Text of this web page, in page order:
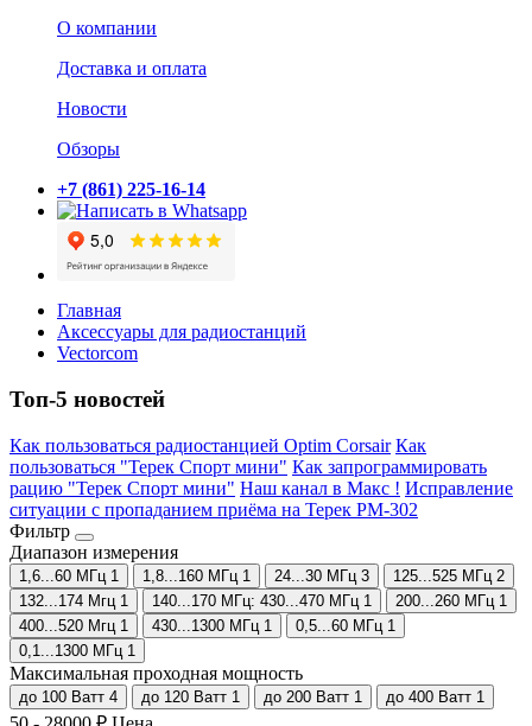
О компании
Доставка и оплата
Новости
Обзоры
+7 (861) 225-16-14
Главная
Аксессуары для радиостанций
Vectorcom
Топ-5 новостей
Как пользоваться радиостанцией Optim Corsair Как
пользоваться "Терек Спорт мини" Как запрограммировать
рацию "Терек Спорт мини" Наш канал в Макс ! Исправление
ситуации с пропаданием приёма на Терек РМ-302
Фильтр
Диапазон измерения
1,6...60 МГц 1 1,8...160 МГц 1 24...30 МГц 3 125...525 МГц 2
132...174 Мгц 1 140...170 МГц: 430...470 МГц 1 200...260 МГц 1
400...520 Мгц 1 430...1300 МГц 1 0,5...60 МГц 1
0,1...1300 МГц 1
Максимальная проходная мощность
до 100 Ватт 4 до 120 Ватт 1 до 200 Ватт 1 до 400 Ватт 1